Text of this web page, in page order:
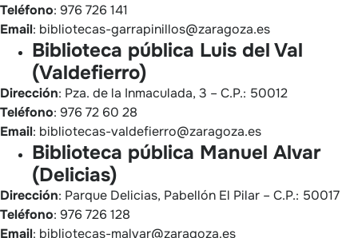
Teléfono: 976 726 141
Email: bibliotecas-garrapinillos@zaragoza.es
Biblioteca pública Luis del Val
(Valdefierro)
Dirección: Pza. de la Inmaculada, 3 – C.P.: 50012
Teléfono: 976 72 60 28
Email: bibliotecas-valdefierro@zaragoza.es
Biblioteca pública Manuel Alvar
(Delicias)
Dirección: Parque Delicias, Pabellón El Pilar – C.P.: 50017
Teléfono: 976 726 128
Email: bibliotecas-malvar@zaragoza.es